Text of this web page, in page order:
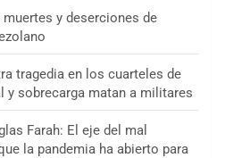
muertes y deserciones de
tragedia en los cuarteles de
y sobrecarga matan a militares
Farah: El eje del mal
la pandemia ha abierto para